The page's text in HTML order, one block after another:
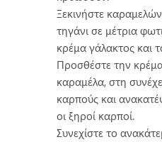
Ξεκινήστε
τηγάνι σε μέτρια
κρέμα γάλακτος και
Προσθέστε την
καραμέλα, στη
καρπούς και
οι ξηροί καρποί.
Συνεχίστε το